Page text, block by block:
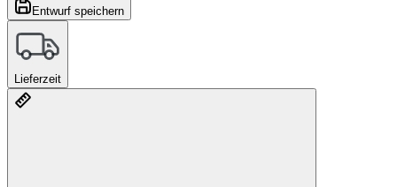
Entwurf speichern
Lieferzeit